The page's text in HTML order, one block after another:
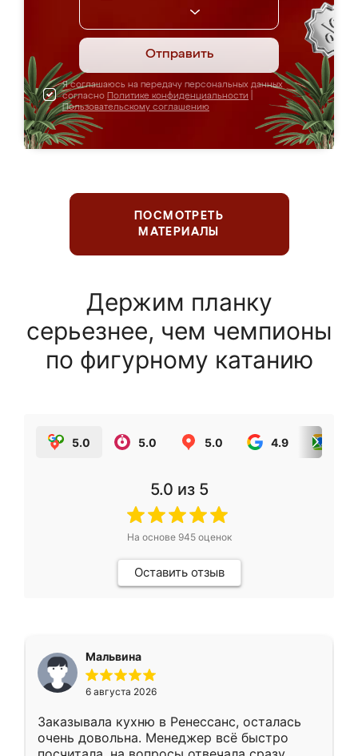
Отправить
Я соглашаюсь на передачу персональных данных
согласно Политике конфиденциальности
Пользовательскому соглашению
ПОСМОТРЕТЬ
МАТЕРИАЛЫ
Держим планку
серьезнее, чем чемпионы
по фигурному катанию
5.0 5.0 5.0 4.9
5.0 из 5
На основе 945оценок
Оставить отзыв
Мальвина
6 августа 2026
Заказывала кухню в Ренессанс, осталась
очень довольна. Менеджер всё быстро